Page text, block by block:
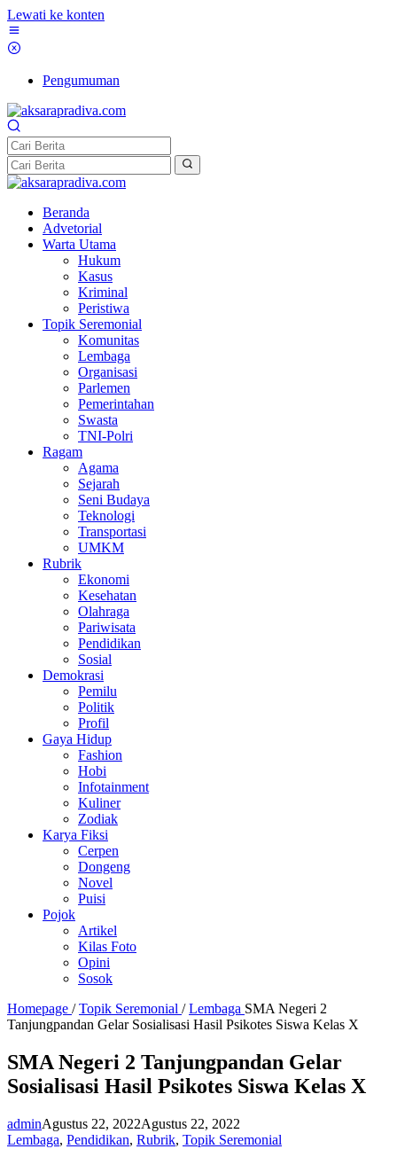
Lewati ke konten
Pengumuman
Beranda
Advetorial
Warta Utama
Hukum
Kasus
Kriminal
Peristiwa
Topik Seremonial
Komunitas
Lembaga
Organisasi
Parlemen
Pemerintahan
Swasta
TNI-Polri
Ragam
Agama
Sejarah
Seni Budaya
Teknologi
Transportasi
UMKM
Rubrik
Ekonomi
Kesehatan
Olahraga
Pariwisata
Pendidikan
Sosial
Demokrasi
Pemilu
Politik
Profil
Gaya Hidup
Fashion
Hobi
Infotainment
Kuliner
Zodiak
Karya Fiksi
Cerpen
Dongeng
Novel
Puisi
Pojok
Artikel
Kilas Foto
Opini
Sosok
Homepage / Topik Seremonial / Lembaga SMA Negeri 2
Tanjungpandan Gelar Sosialisasi Hasil Psikotes Siswa Kelas X
SMA Negeri 2 Tanjungpandan Gelar
Sosialisasi Hasil Psikotes Siswa Kelas X
adminAgustus 22, 2022Agustus 22, 2022
Lembaga, Pendidikan, Rubrik, Topik Seremonial